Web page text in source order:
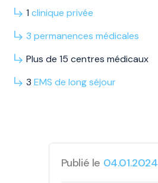
1 clinique privée
3 permanences médicales
Plus de 15 centres médicaux
3 EMS de longséjour
Publié le 04.01.2024